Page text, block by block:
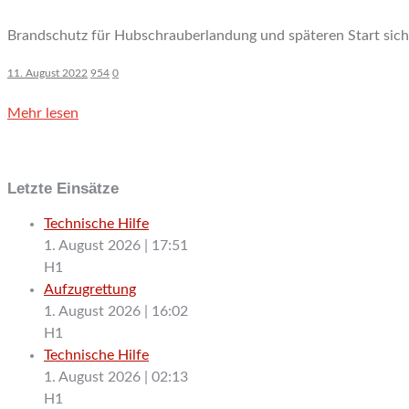
Brandschutz für Hubschrauberlandung und späteren Start
11. August 2022 954 0
Mehr lesen
Letzte Einsätze
Technische Hilfe
1. August 2026
17:51
H1
Aufzugrettung
1. August 2026
16:02
H1
Technische Hilfe
1. August 2026
02:13
H1